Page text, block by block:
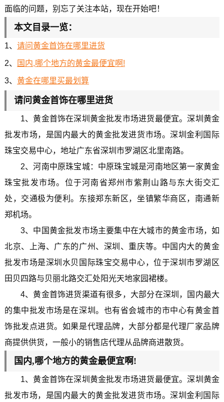
面临的问题，别忘了关注本站，现在开始吧！
本文目录一览：
1、 请问黄金首饰在哪里进货
2、 国内,哪个地方的黄金最便宜啊!
3、 黄金在哪里买最划算
请问黄金首饰在哪里进货
1、黄金首饰在深圳黄金批发市场进货最便宜。深圳黄金
批发市场，是国内最大的黄金批发进货市场。深圳金利国际
珠宝交易中心，地址广东省深圳市罗湖区北里南路。
2、河南中原珠宝城：中原珠宝城是河南地区第一家黄金
珠宝批发市场。位于河南省郑州市紫荆山路与东大街交汇
处，交通极为便利。东接郑东新区，坐镇繁华商区，南通新
郑机场。
3、中国黄金批发市场主要集中在大城市的黄金市场，如
北京、上海、广东的广州、深圳、重庆等。中国内大的黄金
批发市场是深圳水贝国际珠宝交易中心，位于深圳市罗湖区
田贝四路与贝丽北路交汇处阳光天地家园裙楼。
4、黄金首饰进货渠道有很多，大部分在深圳，国内最大
的集中批发市场是在深圳。也有省会城市的市中心有黄金首
饰批发点进货。如果是代理品牌，大部分都是代理厂家品牌
商提供供货，一般小的销售店代理从品牌商进散货。
国内,哪个地方的黄金最便宜啊!
1、黄金首饰在深圳黄金批发市场进货最便宜。深圳黄金
批发市场，是国内最大的黄金批发进货市场。深圳金利国际